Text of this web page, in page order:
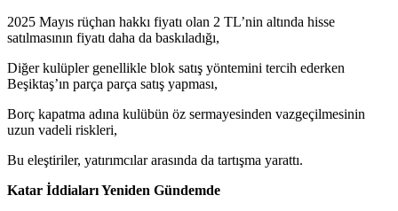
2025 Mayıs rüçhan hakkı fiyatı olan 2 TL’nin altında hisse
satılmasının fiyatı daha da baskıladığı,
Diğer kulüpler genellikle blok satış yöntemini tercih ederken
Beşiktaş’ın parça parça satış yapması,
Borç kapatma adına kulübün öz sermayesinden vazgeçilmesinin
uzun vadeli riskleri,
Bu eleştiriler, yatırımcılar arasında da tartışma yarattı.
Katar İddiaları Yeniden Gündemde